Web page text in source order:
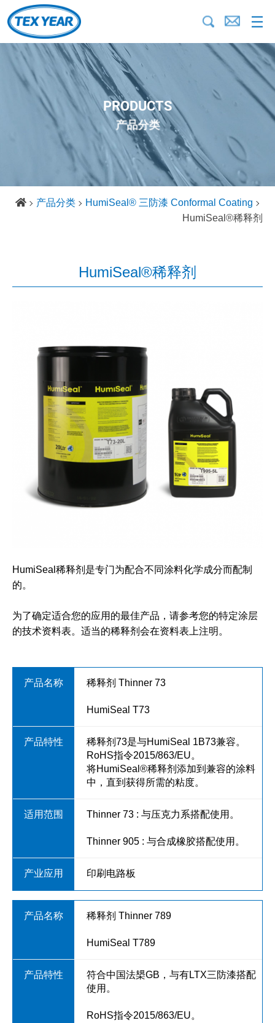
PRODUCTS
产品分类
产品分类
HumiSeal® 三防漆 Conformal Coating
HumiSeal®稀释剂
HumiSeal®稀释剂
HumiSeal稀释剂是专门为配合不同涂料化学成分而配制
的。
为了确定适合您的应用的最佳产品，请参考您的特定涂层
的技术资料表。适当的稀释剂会在资料表上注明。
稀释剂 Thinner 73
HumiSeal T73
稀释剂73是与HumiSeal 1B73兼容。
RoHS指令2015/863/EU。
将HumiSeal®稀释剂添加到兼容的涂料
中，直到获得所需的粘度。
Thinner 73 : 与压克力系搭配使用。
Thinner 905 : 与合成橡胶搭配使用。
印刷电路板
稀释剂 Thinner 789
HumiSeal T789
符合中国法槼GB，与有LTX三防漆搭配
使用。
RoHS指令2015/863/EU。